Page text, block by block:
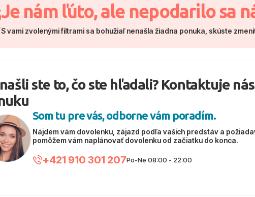
Je nám ľúto, ale nepodarilo sa
S vami zvolenými filtrami sa bohužiaľ nenašla žiadna ponuka, skúste
ste to, čo ste hľadali? Kontaktuje
Som tu pre vás, odborne vám poradím.
Nájdem vám dovolenku, zájazd podľa vašich predstáv a
pomôžem vám naplánovať dovolenku od začiatku do konca.
+421 910 301 207Po-Ne 08:00 - 22:00